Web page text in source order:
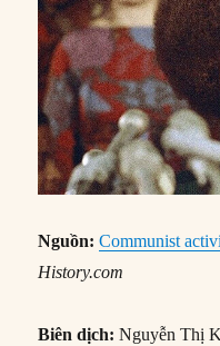
Nguồn: Communist
History.com
Biên dịch: Nguyễn Thị